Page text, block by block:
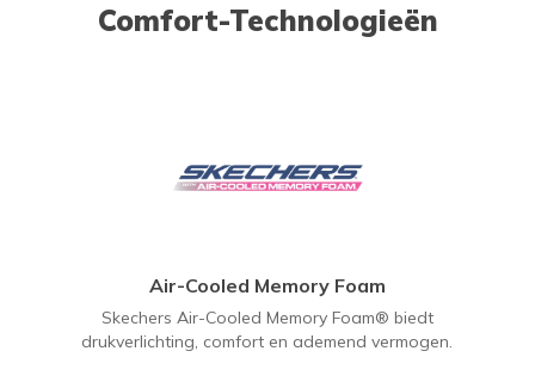
Comfort-Technologieën
Air-Cooled Memory Foam
Skechers Air-Cooled Memory Foam® biedt
drukverlichting, comfort en ademend vermogen.